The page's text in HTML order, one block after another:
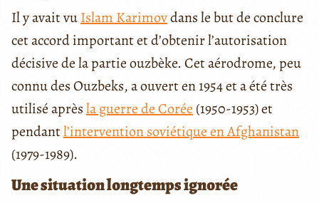
Il y avait vuIslam Karimovdans le but de conclure
cet accord important et d’obtenir l’autorisation
décisive de la partie ouzbèke. Cet aérodrome, peu
connu des Ouzbeks, a ouvert en 1954 et a été très
utilisé aprèsla guerre de Corée (1950-1953) et
pendantl’intervention soviétique en Afghanistan
(1979-1989).
Une situation longtemps ignorée